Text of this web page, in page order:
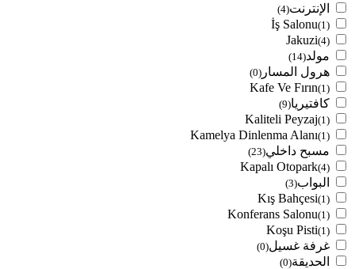
الإنترنت(4)
İş Salonu(1)
Jakuzi(4)
مولد(14)
هرول المسار (0)
Kafe Ve Fırın(1)
كافتيريا(9)
Kaliteli Peyzaj(1)
Kamelya Dinlenma Alanı(1)
مسبح داخلي(23)
Kapalı Otopark(4)
البواب(3)
Kış Bahçesi(1)
Konferans Salonu(1)
Koşu Pisti(1)
غرفة غسيل(0)
الحديقة(0)